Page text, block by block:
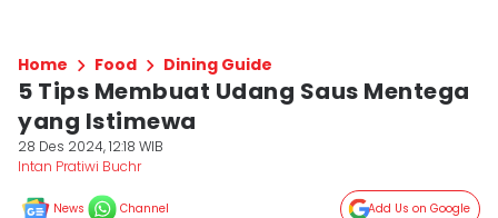
Home Food Dining Guide
5 Tips Membuat Udang Saus Mentega
yang Istimewa
28 Des 2024, 12:18 WIB
Intan Pratiwi Buchr
News Channel Add Us on Google